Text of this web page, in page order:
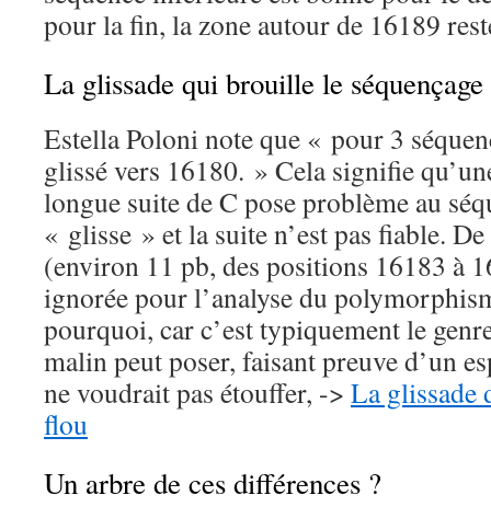
pour la fin, la zone autour de 16189
La glissade qui brouille le séquençage
Estella Poloni note que « pour 3
glissé vers 16180. » Cela signifie
longue suite de C pose problème au
« glisse » et la suite n’est pas fiable.
(environ 11 pb, des positions 16183 à
ignorée pour l’analyse du
pourquoi, car c’est typiquement le
malin peut poser, faisant preuve d’un
ne voudrait pas étouffer, -> La glissade
flou
Un arbre de ces différences ?